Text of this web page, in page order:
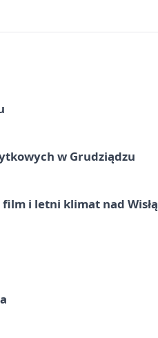
w Grudziądzu
film i letni klimat nad Wisłą